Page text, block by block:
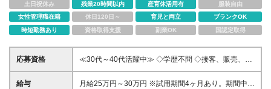
土日祝休み
残業20時間以内 産育休活用有
服装自由
女性管理職在籍
休日120日～ 育児と両立
ブランクOK
時短勤務あり
資格取得支援 副業OK 国認定取得
応募資格
≪30代～40代活躍中≫ ◇学歴不問 ◇接客、販売、営
業などお客様対応の経験をお持ちの方 ＊人柄を重視
して採用を行っています！ぜひお気軽にご応募くださ
給与
月給25万円～30万円 ※試用期間4ヶ月あり。期間中の